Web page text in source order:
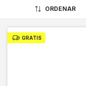
ORDENAR
GRATIS